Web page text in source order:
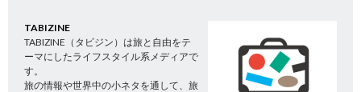
TABIZINE
TABIZINE（タビジン）は旅と自由をテ
ーマにしたライフスタイル系メディアで
す。
旅の情報や世界中の小ネタを通して、旅